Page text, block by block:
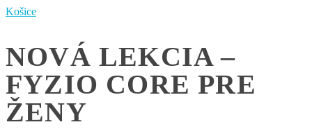
Košice
NOVÁ LEKCIA –
FYZIO CORE PRE
ŽENY